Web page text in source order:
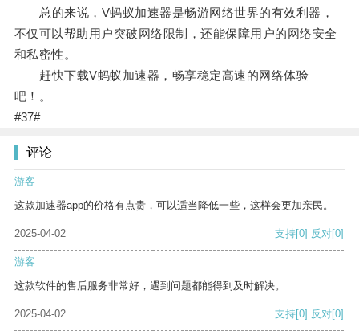
总的来说，V蚂蚁加速器是畅游网络世界的有效利器，
不仅可以帮助用户突破网络限制，还能保障用户的网络安全
和私密性。
赶快下载V蚂蚁加速器，畅享稳定高速的网络体验
吧！。
#37#
评论
游客
这款加速器app的价格有点贵，可以适当降低一些，这样会更加亲民。
2025-04-02 支持[0] 反对[0]
游客
这款软件的售后服务非常好，遇到问题都能得到及时解决。
2025-04-02 支持[0] 反对[0]